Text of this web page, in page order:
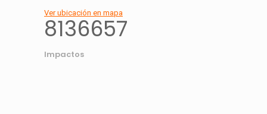
Ver ubicación en mapa
8136657
Impactos